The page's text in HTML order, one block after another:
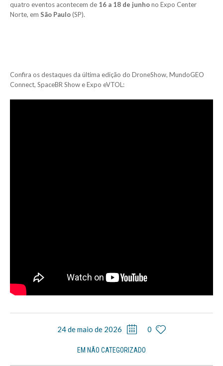
quatro eventos acontecem de 16 a 18 de junhono Expo Center
Norte, em São Paulo(SP).
Confira os destaques da última edição do DroneShow, MundoGEO
Connect, SpaceBR Show e Expo eVTOL:
24 de maio de 2026 0
EM NÃO CATEGORIZADO